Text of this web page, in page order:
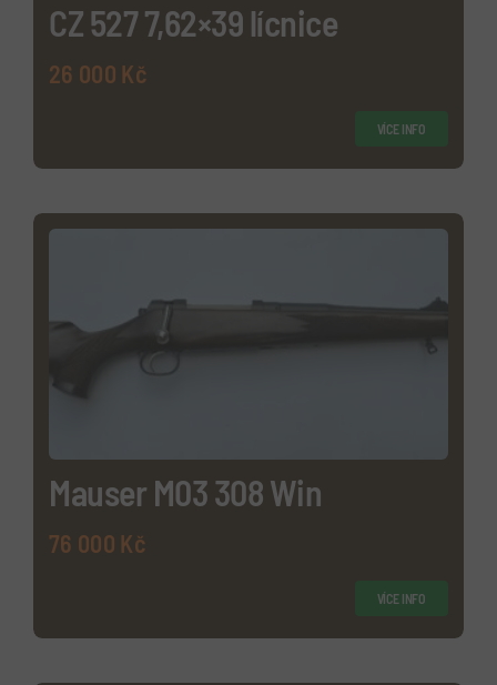
CZ 527 7,62×39 lícnice
26 000 Kč
VÍCE INFO
Mauser M03 308 Win
76 000 Kč
VÍCE INFO